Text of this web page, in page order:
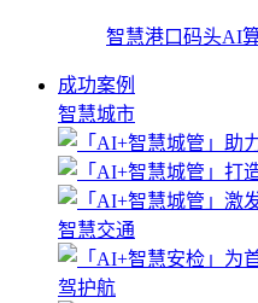
智慧港口码头AI
成功案例
智慧城市
智慧交通